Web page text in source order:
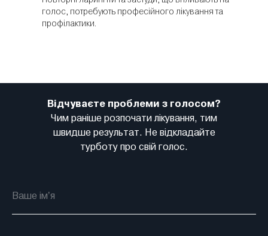
голос, потребують професійного лікування та
профілактики.
Відчуваєте проблеми з голосом?
Чим раніше розпочати лікування, тим
швидше результат. Не відкладайте
турботу про свій голос.